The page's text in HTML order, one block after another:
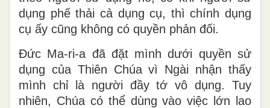
dụng phế thải cả dụng cụ, thì chính dụng
cụ ấy cũng không có quyền phản đối.
Đức Ma-ri-a đã đặt mình dưới quyền sử
dụng của Thiên Chúa vì Ngài nhận thấy
mình chỉ là người đầy tớ vô dụng. Tuy
nhiên, Chúa có thể dùng vào việc lớn lao